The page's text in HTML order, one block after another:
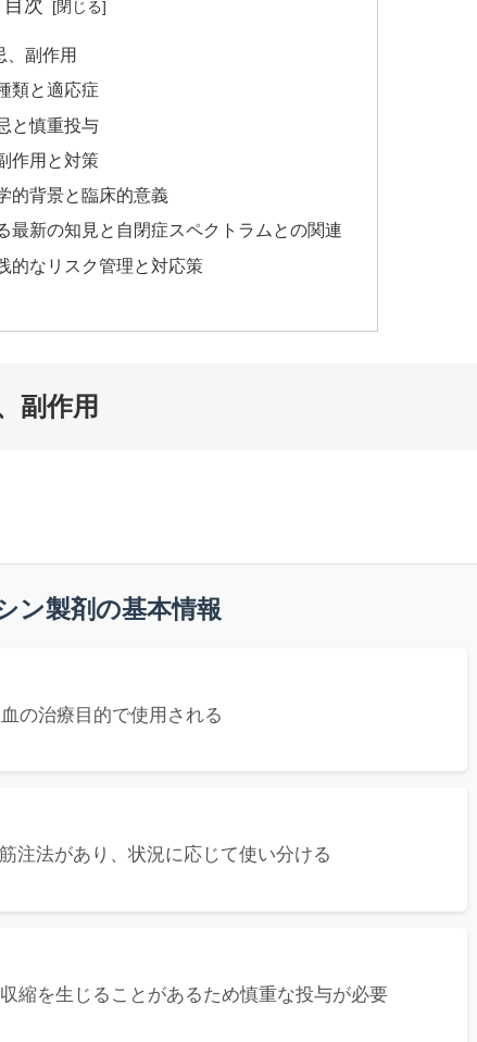
目次
、副作用
類と適応症
と慎重投与
作用と対策
的背景と臨床的意義
最新の知見と自閉症スペクトラムとの関連
的なリスク管理と対応策
副作用
ン製剤の基本情報
の治療目的で使用される
注法があり、状況に応じて使い分ける
縮を生じることがあるため慎重な投与が必要